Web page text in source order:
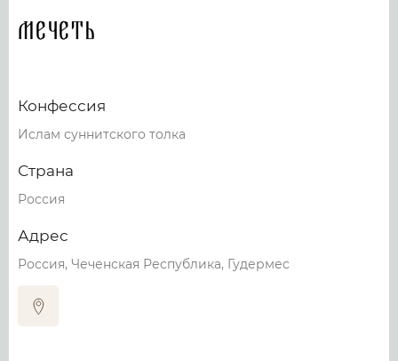
Мечеть
Конфессия
Ислам суннитского толка
Страна
Россия
Адрес
Россия, Чеченская Республика, Гудермес